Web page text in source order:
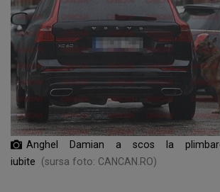
Anghel Damian a scos la
iubite
(sursa foto: CANCAN.RO)